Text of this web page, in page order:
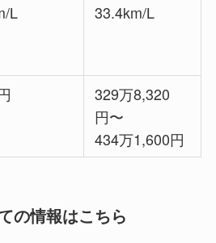
L 33.4km/L
329万8,320
円〜
434万1,600円
の情報はこちら